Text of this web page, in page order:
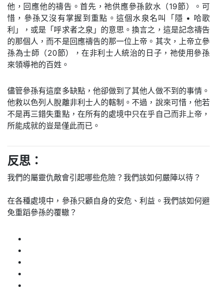
他，回應他的禱告。首先，祂供應參孫飲水（19節）。可
惜，參孫又沒有掌握到重點。這個水泉名叫「隱 • 哈歌
利」，或是「呼求者之泉」的意思。換言之，這是記念禱告
的那個人，而不是回應禱告的那一位上帝。其次，上帝立參
孫為士師（20節），在非利士人統治的日子，祂使用參孫
來領導祂的百姓。
儘管參孫有這麼多缺點，他卻做到了其他人做不到的事情。
他救以色列人脫離非利士人的轄制。不過，說來可惜，他若
不是再三錯失重點，在所有的處境中只在乎自己而非上帝，
所能成就的豈是僅此而已。
反思：
我們的屬靈仇敵會引起哪些危險？我們該如何嚴陣以待？
在各種處境中，參孫只顧自身的安危、利益。我們該如何避
免重蹈參孫的覆轍？